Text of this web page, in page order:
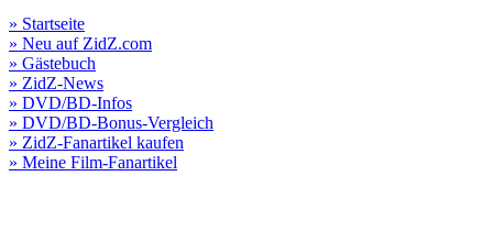
» Startseite
» Neu auf ZidZ.com
» Gästebuch
» ZidZ-News
» DVD/BD-Infos
» DVD/BD-Bonus-Vergleich
» ZidZ-Fanartikel kaufen
» Meine Film-Fanartikel